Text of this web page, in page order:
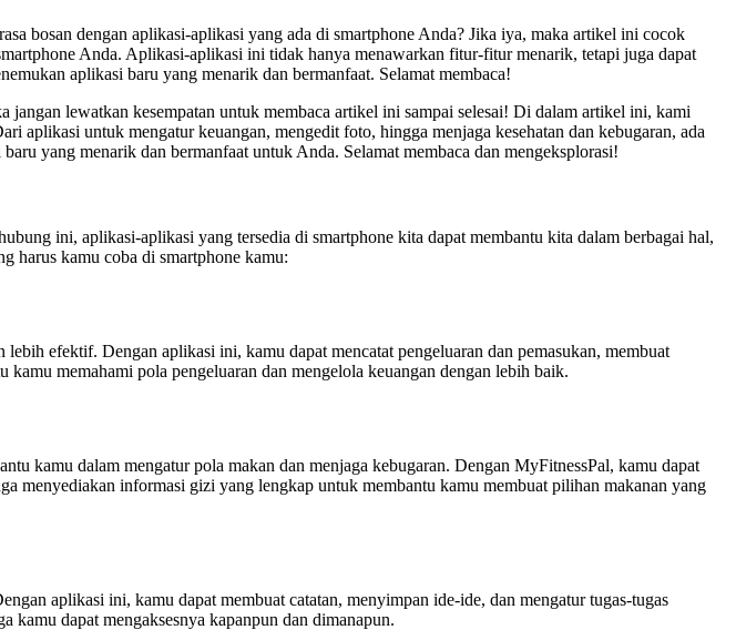
bosan dengan aplikasi-aplikasi yang ada di smartphone Anda? Jika iya, maka artikel ini cocok
Anda. Aplikasi-aplikasi ini tidak hanya menawarkan fitur-fitur menarik, tetapi juga dapat
aplikasi baru yang menarik dan bermanfaat. Selamat membaca!
lewatkan kesempatan untuk membaca artikel ini sampai selesai! Di dalam artikel ini, kami
aplikasi untuk mengatur keuangan, mengedit foto, hingga menjaga kesehatan dan kebugaran, ada
yang menarik dan bermanfaat untuk Anda. Selamat membaca dan mengeksplorasi!
ini, aplikasi-aplikasi yang tersedia di smartphone kita dapat membantu kita dalam berbagai hal,
harus kamu coba di smartphone kamu:
efektif. Dengan aplikasi ini, kamu dapat mencatat pengeluaran dan pemasukan, membuat
memahami pola pengeluaran dan mengelola keuangan dengan lebih baik.
kamu dalam mengatur pola makan dan menjaga kebugaran. Dengan MyFitnessPal, kamu dapat
menyediakan informasi gizi yang lengkap untuk membantu kamu membuat pilihan makanan yang
aplikasi ini, kamu dapat membuat catatan, menyimpan ide-ide, dan mengatur tugas-tugas
dapat mengaksesnya kapanpun dan dimanapun.